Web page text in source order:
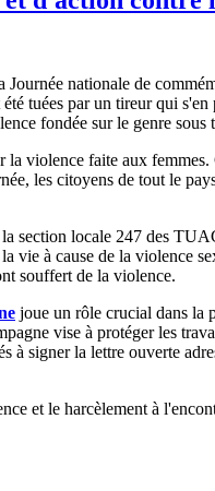
nationale de
tuées par un tireur qui
fondée sur le genre sous
violence faite aux
les citoyens de tout le
section locale 247 des
vie à cause de la violence
souffert de la violence.
joue un rôle crucial dans la
vise à protéger les
signer la lettre ouverte
et le harcèlement à